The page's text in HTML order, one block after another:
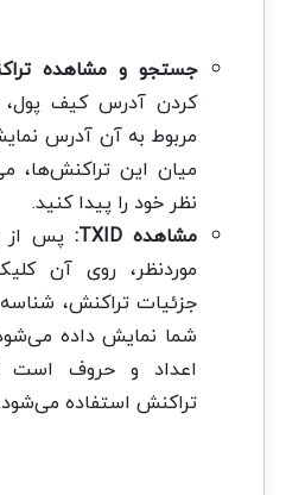
جستجو و مشاهده
کردن آدرس کیف پول،
مربوط به آن آدرس
میان این تراکنش‌ها،
نظر خود را پیدا کنید.
مشاهده TXID:
پس از
موردنظر، روی آن
شما نمایش داده
اعداد و حروف است
تراکنش استفاده